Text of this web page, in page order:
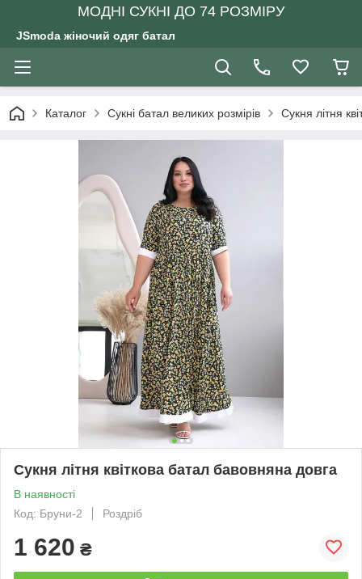
МОДНІ СУКНІ ДО 74 РОЗМІРУ
JSmoda жіночий одяг батал
Каталог Сукні батал великих розмірів Сукня літня
Сукня літня квіткова батал бавовняна довга
В наявності
Код: Бруни-2
Роздріб
1 620 ₴